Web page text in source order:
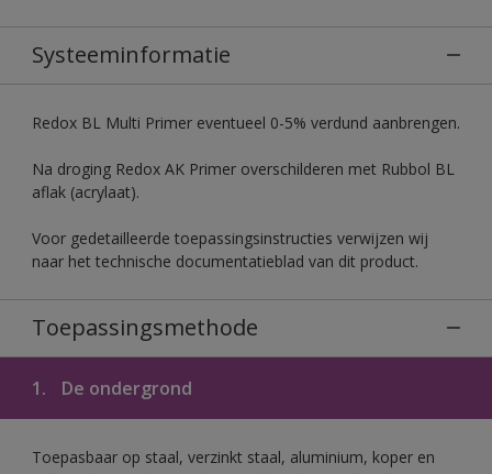
Systeeminformatie
Redox BL Multi Primer eventueel 0-5% verdund aanbrengen.
Na droging Redox AK Primer overschilderen met Rubbol BL
aflak (acrylaat).
Voor gedetailleerde toepassingsinstructies verwijzen wij
naar het technische documentatieblad van dit product.
Toepassingsmethode
1. De ondergrond
Toepasbaar op staal, verzinkt staal, aluminium, koper en